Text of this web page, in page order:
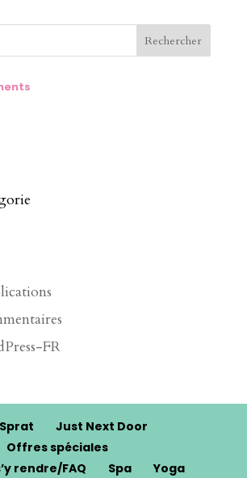
FR
Just Next Door
Offres spéciales
rendre/FAQ
Spa Yoga